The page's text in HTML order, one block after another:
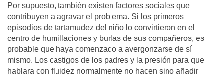
Por supuesto, también existen factores sociales que
contribuyen a agravar el problema. Si los primeros
episodios de tartamudez del niño lo convirtieron en el
centro de humillaciones y burlas de sus compañeros, es
probable que haya comenzado a avergonzarse de sí
mismo. Los castigos de los padres y la presión para que
hablara con fluidez normalmente no hacen sino añadir